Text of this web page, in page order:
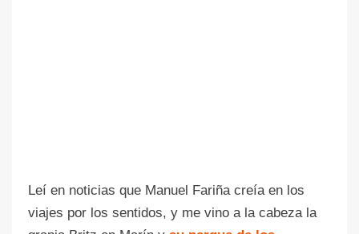
Leí en noticias que Manuel Fariña creía en los
viajes por los sentidos, y me vino a la cabeza la